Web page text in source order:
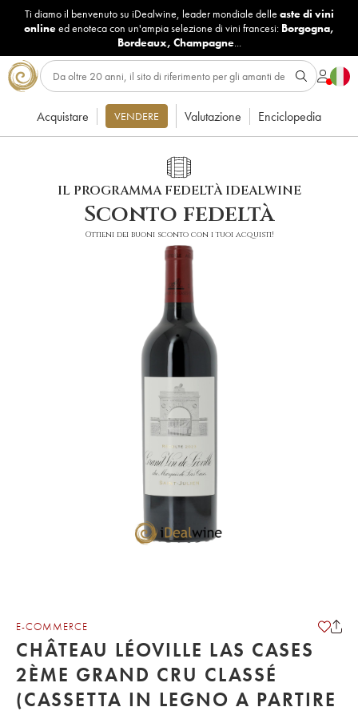
Ti diamo il benvenuto su iDealwine, leader mondiale delle aste di vini
onlineed enoteca con un'ampia selezione di vini francesi: Borgogna,
Bordeaux, Champagne...
Acquistare VENDERE Valutazione Enciclopedia
IL PROGRAMMA FEDELTÀ IDEALWINE
Sconto fedeltà
Ottieni dei buoni sconto con i tuoi acquisti!
E-COMMERCE
CHÂTEAU LÉOVILLE LAS CASES
2ÈME GRAND CRU CLASSÉ
(CASSETTA IN LEGNO A PARTIRE